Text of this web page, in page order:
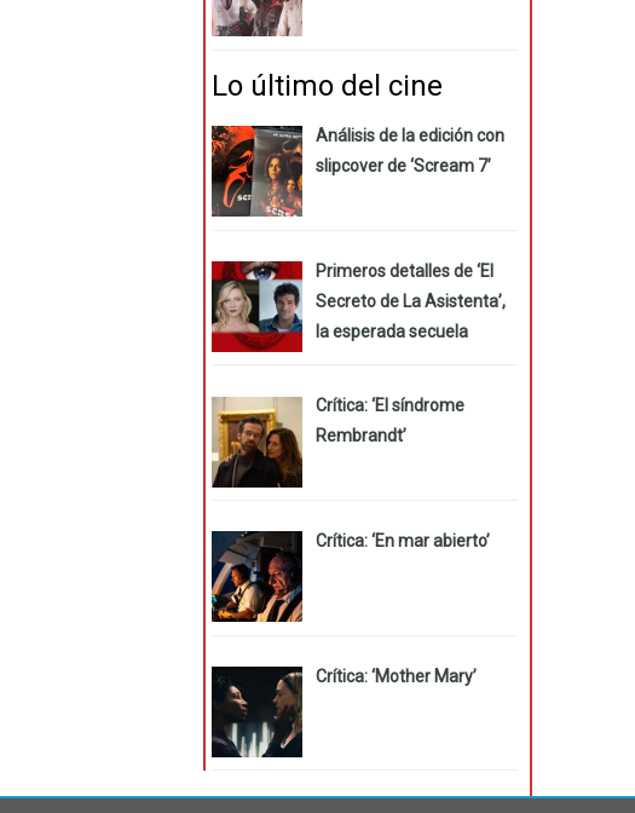
Lo último del cine
Análisis de la edición con
slipcover de ‘Scream 7’
Primeros detalles de ‘El
Secreto de La Asistenta’,
la esperada secuela
Crítica: ‘El síndrome
Rembrandt’
Crítica: ‘En mar abierto’
Crítica: ‘Mother Mary’